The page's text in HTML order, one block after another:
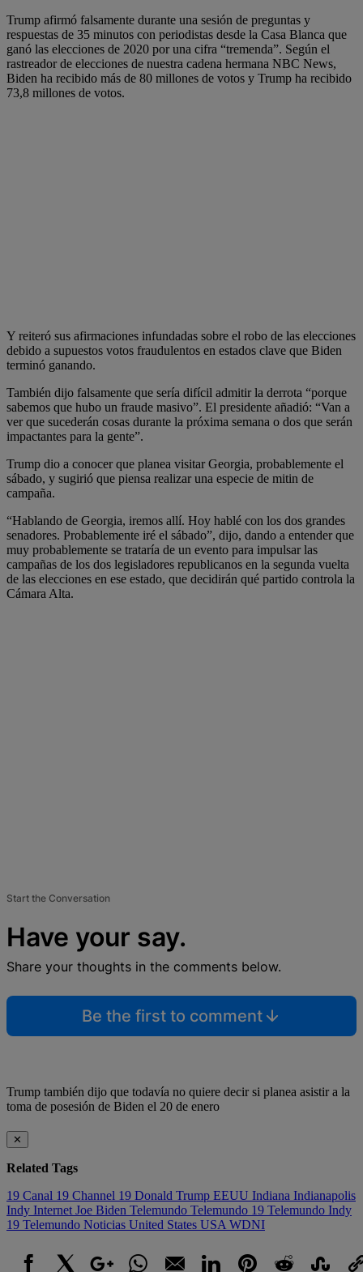
Trump afirmó falsamente durante una sesión de preguntas y
respuestas de 35 minutos con periodistas desde la Casa Blanca que
ganó las elecciones de 2020 por una cifra “tremenda”. Según el
rastreador de elecciones de nuestra cadena hermana NBC News,
Biden ha recibido más de 80 millones de votos y Trump ha recibido
73,8 millones de votos.
Y reiteró sus afirmaciones infundadas sobre el robo de las elecciones
debido a supuestos votos fraudulentos en estados clave que Biden
terminó ganando.
También dijo falsamente que sería difícil admitir la derrota “porque
sabemos que hubo un fraude masivo”. El presidente añadió: “Van a
ver que sucederán cosas durante la próxima semana o dos que serán
impactantes para la gente”.
Trump dio a conocer que planea visitar Georgia, probablemente el
sábado, y sugirió que piensa realizar una especie de mitin de
campaña.
“Hablando de Georgia, iremos allí. Hoy hablé con los dos grandes
senadores. Probablemente iré el sábado”, dijo, dando a entender que
muy probablemente se trataría de un evento para impulsar las
campañas de los dos legisladores republicanos en la segunda vuelta
de las elecciones en ese estado, que decidirán qué partido controla la
Cámara Alta.
Start the Conversation
Have your say.
Share your thoughts in the comments below.
Be the first to comment
Trump también dijo que todavía no quiere decir si planea asistir a la
toma de posesión de Biden el 20 de enero
✕
Related Tags
19 Canal 19 Channel 19 Donald Trump EEUU Indiana Indianapolis
Indy Internet Joe Biden Telemundo Telemundo 19 Telemundo Indy
19 Telemundo Noticias United States USA WDNI